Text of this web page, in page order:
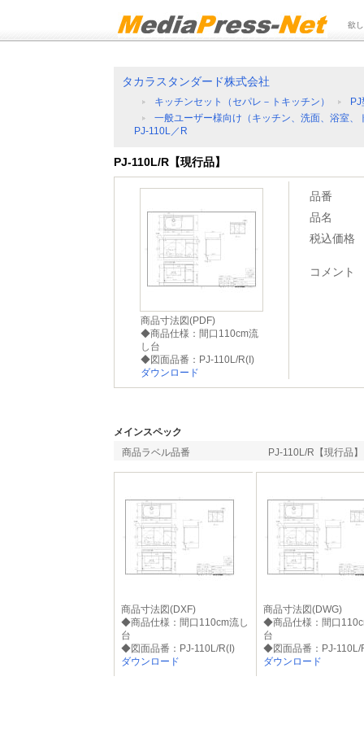
欲
タカラスタンダード株式会社
キッチンセット（セパレ－トキッチン）
一般ユーザー様向け（キッチン、洗面、浴室、
PJ-110L／R
PJ-110L/R【現行品】
商品寸法図(PDF)
◆商品仕様：間口110cm流
し台
◆図面品番：PJ-110L/R(I)
ダウンロード
品番
品名
税込価格
コメント
メインスペック
商品ラベル品番
PJ-110L/R【現行品】
商品寸法図(DXF)
◆商品仕様：間口110cm流し
台
◆図面品番：PJ-110L/R(I)
ダウンロード
商品寸法図(DWG)
◆商品仕様：間口
台
◆図面品番：PJ-110L/
ダウンロード